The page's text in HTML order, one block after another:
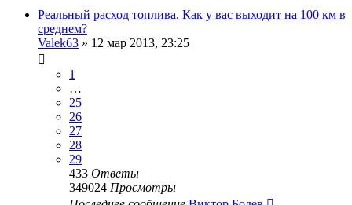
Реальный расход топлива. Как у вас выходит на 100 км в
среднем?
Valek63 » 12 мар 2013, 23:25
1
…
25
26
27
28
29
433 Ответы
349024 Просмотры